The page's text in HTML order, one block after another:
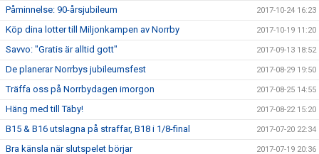
Påminnelse: 90-årsjubileum 2017-10-24 16:23
Köp dina lotter till Miljonkampen av Norrby 2017-10-19 11:20
Savvo: "Gratis är alltid gott" 2017-09-13 18:52
De planerar Norrbys jubileumsfest 2017-08-29 19:50
Träffa oss på Norrbydagen imorgon 2017-08-25 14:55
Häng med till Täby! 2017-08-22 15:20
B15 & B16 utslagna på straffar, B18 i 1/8-final 2017-07-20 22:34
Bra känsla när slutspelet börjar 2017-07-19 20:36